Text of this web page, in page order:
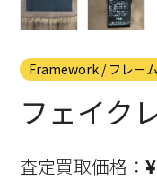
Framework / フレー
フェイク
査定買取価格：